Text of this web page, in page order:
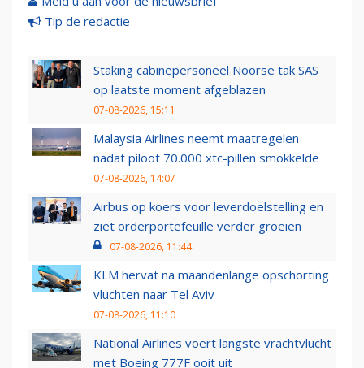
Tip de redactie
Staking cabinepersoneel Noorse tak SAS
op laatste moment afgeblazen
07-08-2026, 15:11
Malaysia Airlines neemt maatregelen
nadat piloot 70.000 xtc-pillen smokkelde
07-08-2026, 14:07
Airbus op koers voor leverdoelstelling en
ziet orderportefeuille verder groeien
07-08-2026, 11:44
KLM hervat na maandenlange opschorting
vluchten naar Tel Aviv
07-08-2026, 11:10
National Airlines voert langste vrachtvlucht
met Boeing 777F ooit uit